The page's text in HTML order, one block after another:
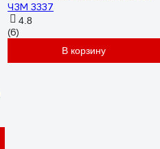
ЧЗМ 3337
4.8
(6)
В корзину